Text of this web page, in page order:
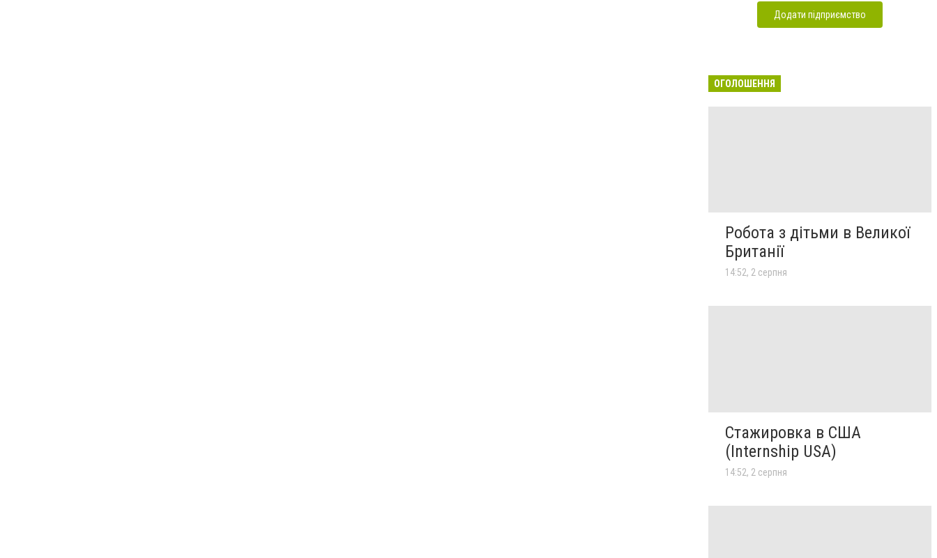
Додати підприємство
ОГОЛОШЕННЯ
Робота з дітьми в Великої
Британії
14:52, 2 серпня
Стажировка в США
(Internship USA)
14:52, 2 серпня